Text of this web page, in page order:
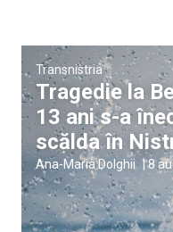
Transnistria
Tragedie la
13 ani s-a
scălda în
Ana-Maria Dolghii |8